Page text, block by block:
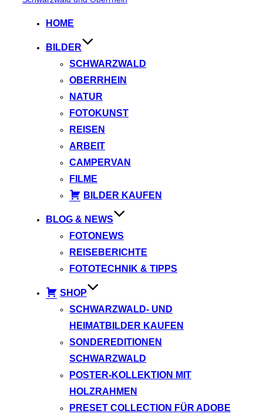
HOME
BILDER
SCHWARZWALD
OBERRHEIN
NATUR
FOTOKUNST
REISEN
ARBEIT
CAMPERVAN
FILME
BILDER KAUFEN
BLOG & NEWS
FOTONEWS
REISEBERICHTE
FOTOTECHNIK & TIPPS
SHOP
SCHWARZWALD- UND
HEIMATBILDER KAUFEN
SONDEREDITIONEN
SCHWARZWALD
POSTER-KOLLEKTION MIT
HOLZRAHMEN
PRESET COLLECTION FÜR ADOBE